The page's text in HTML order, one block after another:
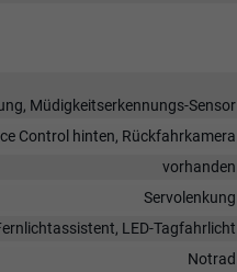
Müdigkeitserkennungs-Sensor
Control hinten, Rückfahrkamera
vorhanden
Servolenkung
LED-Tagfahrlicht
Notrad